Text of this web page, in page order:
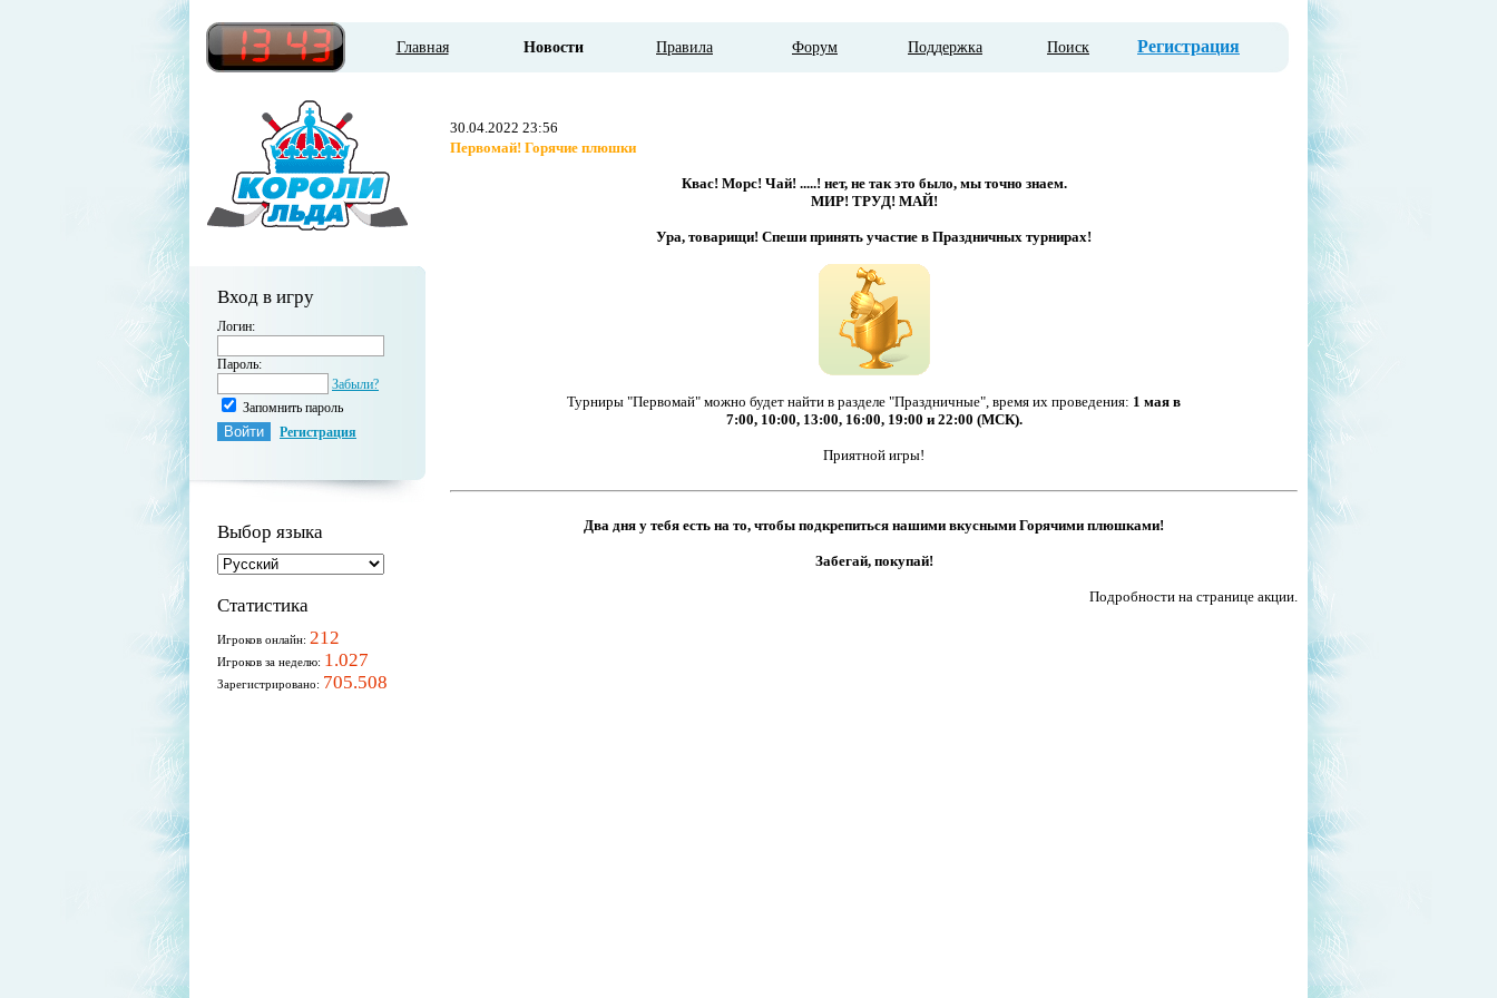
Главная Новости Правила Форум Поддержка Поиск Регистрация
Вход в игру
Логин:
Пароль:
Забыли?
Запомнить пароль
Регистрация
Выбор языка
Статистика
Игроков онлайн: 212
Игроков за неделю: 1.027
Зарегистрировано: 705.508
30.04.2022 23:56
Первомай! Горячие плюшки
Квас! Морс! Чай! .....! нет, не так это было, мы точно знаем.
МИР! ТРУД! МАЙ!
Ура, товарищи! Спеши принять участие в Праздничных турнирах!
Турниры "Первомай" можно будет найти в разделе "Праздничные", время их проведения: 1 мая в
7:00, 10:00, 13:00, 16:00, 19:00 и 22:00 (МСК).
Приятной игры!
Два дня у тебя есть на то, чтобы подкрепиться нашими вкусными Горячими плюшками!
Забегай, покупай!
Подробности на странице акции.